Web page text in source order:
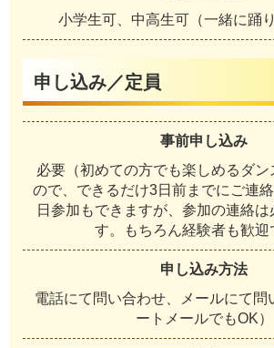
小学生可、中高生可（一緒に踊
申し込み／定員
事前申し込み
必要（初めての方でも楽しめるダン
ので、できるだけ3日前までにご連
日参加もできますが、参加の連絡は
す。もちろん経験者も歓迎
申し込み方法
電話にて問い合わせ、メールにて問
ートメールでもOK）